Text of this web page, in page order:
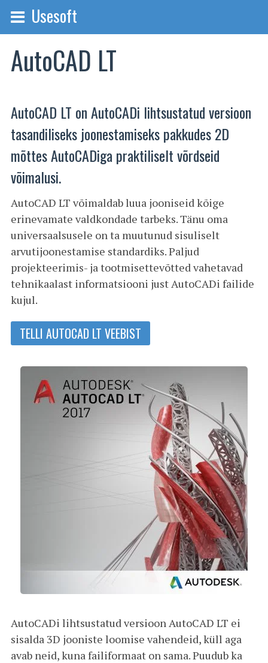
Usesoft
AutoCAD LT
AutoCAD LT on AutoCADi lihtsustatud versioon
tasandiliseks joonestamiseks pakkudes 2D
mõttes AutoCADiga praktiliselt võrdseid
võimalusi.
AutoCAD LT võimaldab luua jooniseid kõige
erinevamate valdkondade tarbeks. Tänu oma
universaalsusele on ta muutunud sisuliselt
arvutijoonestamise standardiks. Paljud
projekteerimis- ja tootmisettevõtted vahetavad
tehnikaalast informatsiooni just AutoCADi failide
kujul.
TELLI AUTOCAD LT VEEBIST
AutoCADi lihtsustatud versioon AutoCAD LT ei
sisalda 3D jooniste loomise vahendeid, küll aga
avab neid, kuna failiformaat on sama. Puudub ka